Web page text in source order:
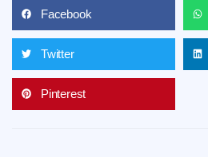
Facebook
Twitter
Pinterest